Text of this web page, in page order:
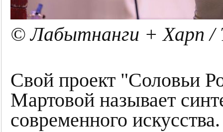
© Лабытнанги + Харп /
Свой проект "Соловьи
Мартовой называет
современного искусства.